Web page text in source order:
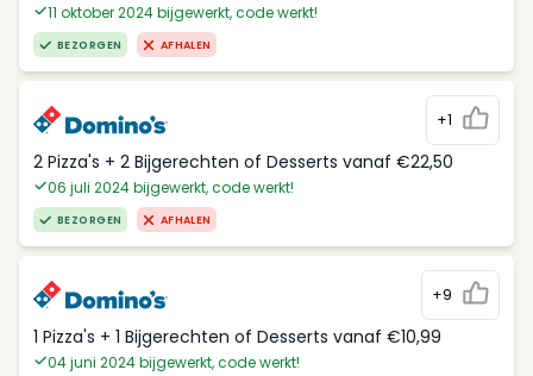
11 oktober 2024 bijgewerkt, code werkt!
BEZORGEN AFHALEN
+1
2 Pizza's + 2 Bijgerechten of Desserts vanaf €22,50
06 juli 2024 bijgewerkt, code werkt!
BEZORGEN AFHALEN
+9
1 Pizza's + 1 Bijgerechten of Desserts vanaf €10,99
04 juni 2024 bijgewerkt, code werkt!